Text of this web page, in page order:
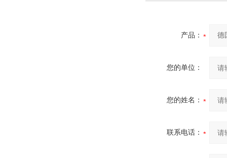
产品：
您的单位：
您的姓名：
联系电话：